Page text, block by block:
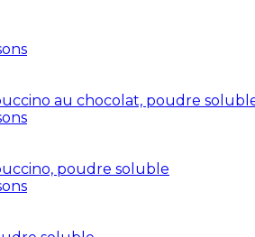
au chocolat, poudre
poudre soluble